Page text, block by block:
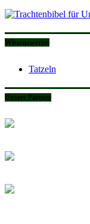
Wissenswertes
Tatzeln
Unsere Partner